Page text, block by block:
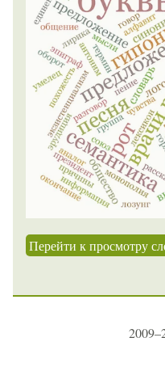
Перейти к просмотру